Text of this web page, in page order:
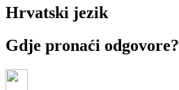
Hrvatski jezik
Gdje pronaći odgovore?